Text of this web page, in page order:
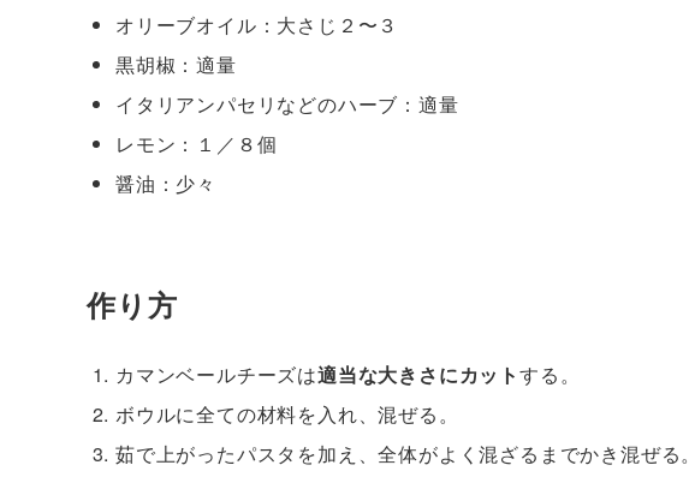
オリーブオイル：大さじ２〜３
黒胡椒：適量
イタリアンパセリなどのハーブ：適量
レモン：１／８個
醤油：少々
作り方
カマンベールチーズは適当な大きさにカットする。
ボウルに全ての材料を入れ、混ぜる。
茹で上がったパスタを加え、全体がよく混ざるまでかき混ぜる。